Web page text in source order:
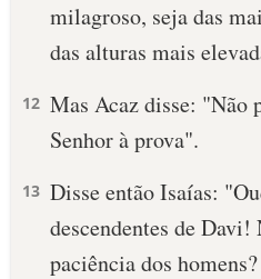
SALMO DO DIA
10 MANDAMENTOS
ESTUDOS BÍBLICOS
ESBOÇOS DE PREGAÇÃO
milagroso, seja das
das alturas mais
12 Mas Acaz disse: "Não
Senhor à prova".
13 Disse então Isaías:
descendentes de Davi!
paciência dos